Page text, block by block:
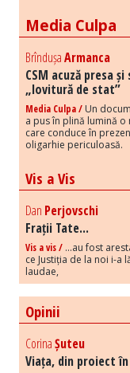
Media Culpa
BrîndușaArmanca
CSM acuză presa
„lovitură de stat”
Media Culpa / Un
a pus în plină lumină
care conduce în
oligarhie periculoasă.
Vis a Vis
Dan Perjovschi
Frații Tate...
Vis a vis / ...au fost
ce Justiția de la noi i-a
laudae,
Opinii
CorinaȘuteu
Viața, din proiect